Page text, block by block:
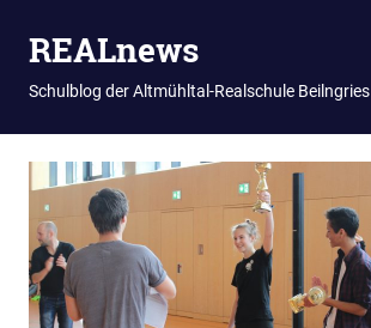
springen
REALnews
Schulblog der Altmühltal-Realschule Beilngries